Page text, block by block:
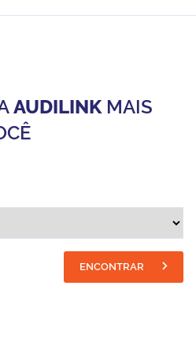
AUDILINKMAIS
ENCONTRAR